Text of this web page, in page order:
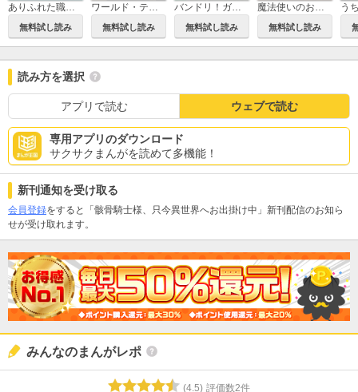
ありふれた職業で世界最強
無料試し読み
ワールド・ティーチャー 異世界式教育エージェント
無料試し読み
バンドリ！ガールズバンドパーティ！ Roselia Stage
無料試し読み
魔法使いのおしごと
無料試し読み
読み方を選択
アプリで読む ウェブで読む
専用アプリのダウンロード
サクサクまんがを読めて多機能！
新刊通知を受け取る
会員登録をすると「骸骨騎士様、只今異世界へお出掛け中」新刊配信のお知ら
せが受け取れます。
みんなのまんがレポ
(4.5) 評価数2件